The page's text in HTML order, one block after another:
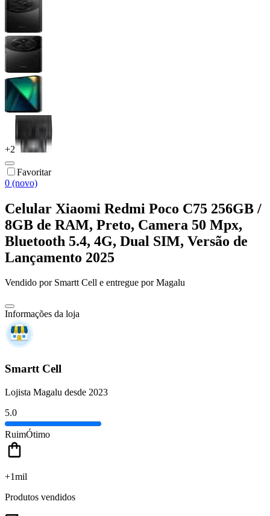
+2
Favoritar
0 (novo)
Celular Xiaomi Redmi Poco C75 256GB /
8GB de RAM, Preto, Camera 50 Mpx,
Bluetooth 5.4, 4G, Dual SIM, Versão de
Lançamento 2025
Vendido por Smartt Cell e entregue por Magalu
Informações da loja
Smartt Cell
Lojista Magalu desde 2023
5.0
RuimÓtimo
+1mil
Produtos vendidos